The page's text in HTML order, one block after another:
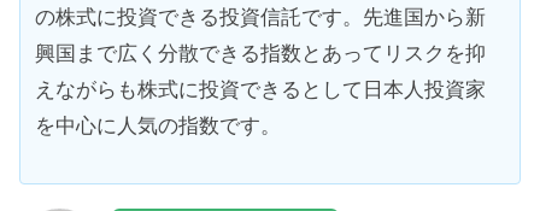
の株式に投資できる投資信託です。先進国から新
興国まで広く分散できる指数とあってリスクを抑
えながらも株式に投資できるとして日本人投資家
を中心に人気の指数です。